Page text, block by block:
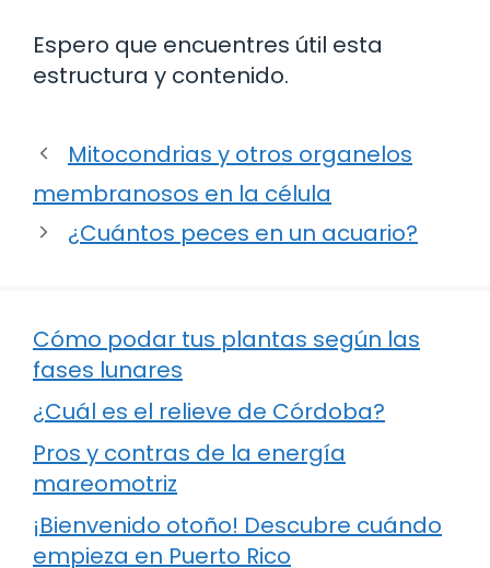
Espero que encuentres útil esta
estructura y contenido.
Mitocondrias y otros organelos
membranosos en la célula
¿Cuántos peces en un acuario?
Cómo podar tus plantas según las
fases lunares
¿Cuál es el relieve de Córdoba?
Pros y contras de la energía
mareomotriz
¡Bienvenido otoño! Descubre cuándo
empieza en Puerto Rico